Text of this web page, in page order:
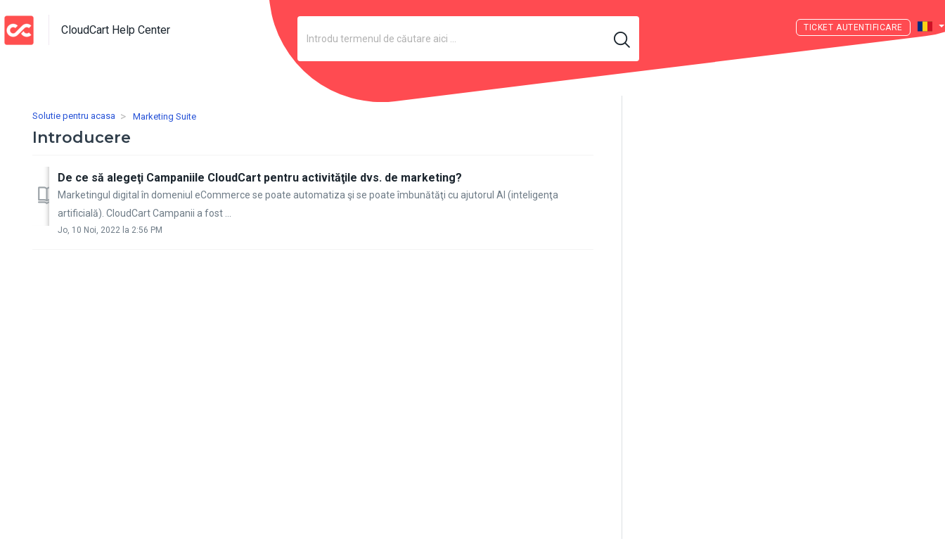
CloudCart Help Center AUTENTIFICARE
Solutie pentru acasa Marketing Suite
Introducere
De ce să alegeţi Campaniile CloudCart pentru activităţile dvs. de marketing?
Marketingul digital în domeniul eCommerce se poate automatiza şi se poate îmbunătăţi cu ajutorul AI (inteligenţa
artificială). CloudCart Campanii a fost ...
Jo, 10 Noi, 2022 la 2:56 PM